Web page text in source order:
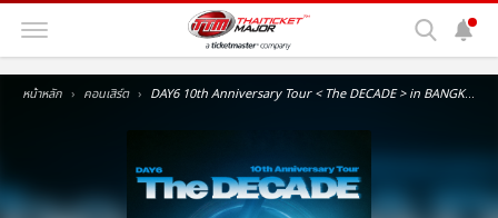
หน้าหลัก คอนเสิร์ต DAY6 10th Anniversary Tour < The DECADE > in BANGKOK